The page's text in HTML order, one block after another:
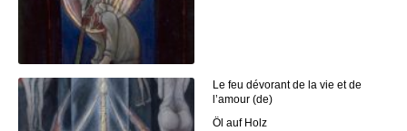
Le feu dévorant de la vie et de
l’amour (de)
Öl auf Holz